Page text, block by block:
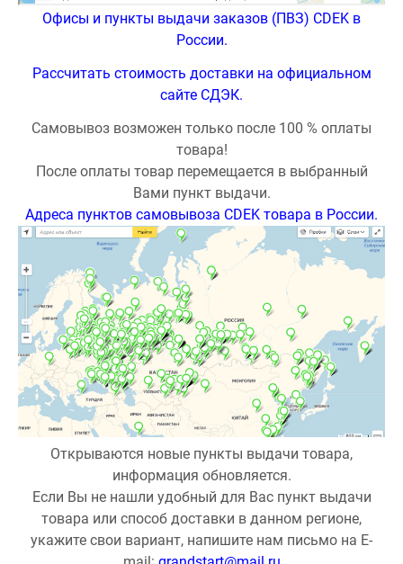
Офисы и пункты выдачи заказов (ПВЗ) CDEK в
России.
Рассчитать стоимость доставки на официальном
сайте СДЭК.
Самовывоз возможен только после 100 % оплаты
товара!
После оплаты товар перемещается в выбранный
Вами пункт выдачи.
Адреса пунктов самовывоза CDEK товара в России.
Открываются новые пункты выдачи товара,
информация обновляется.
Если Вы не нашли удобный для Вас пункт выдачи
товара или способ доставки в данном регионе,
укажите свои вариант, напишите нам письмо на E-